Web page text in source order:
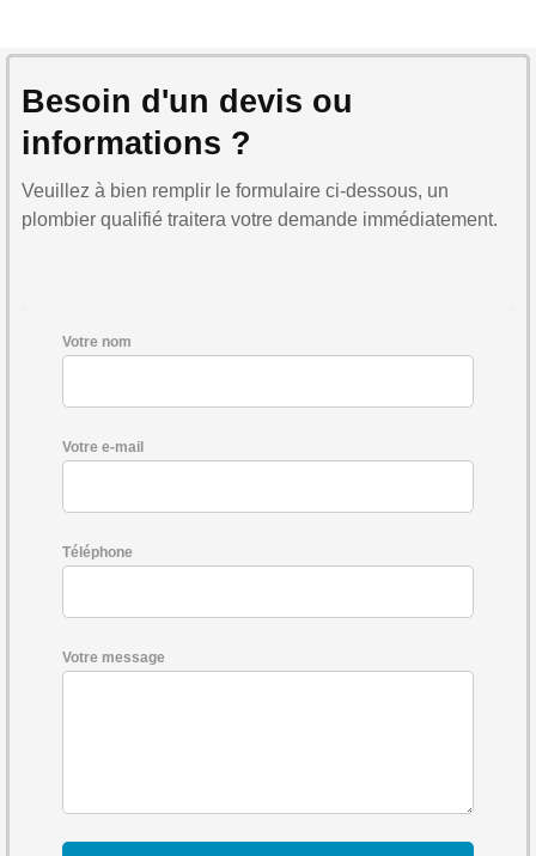
Besoin d'un devis ou
informations ?
Veuillez à bien remplir le formulaire ci-dessous, un
plombier qualifié traitera votre demande immédiatement.
Votre nom
Votre e-mail
Téléphone
Votre message